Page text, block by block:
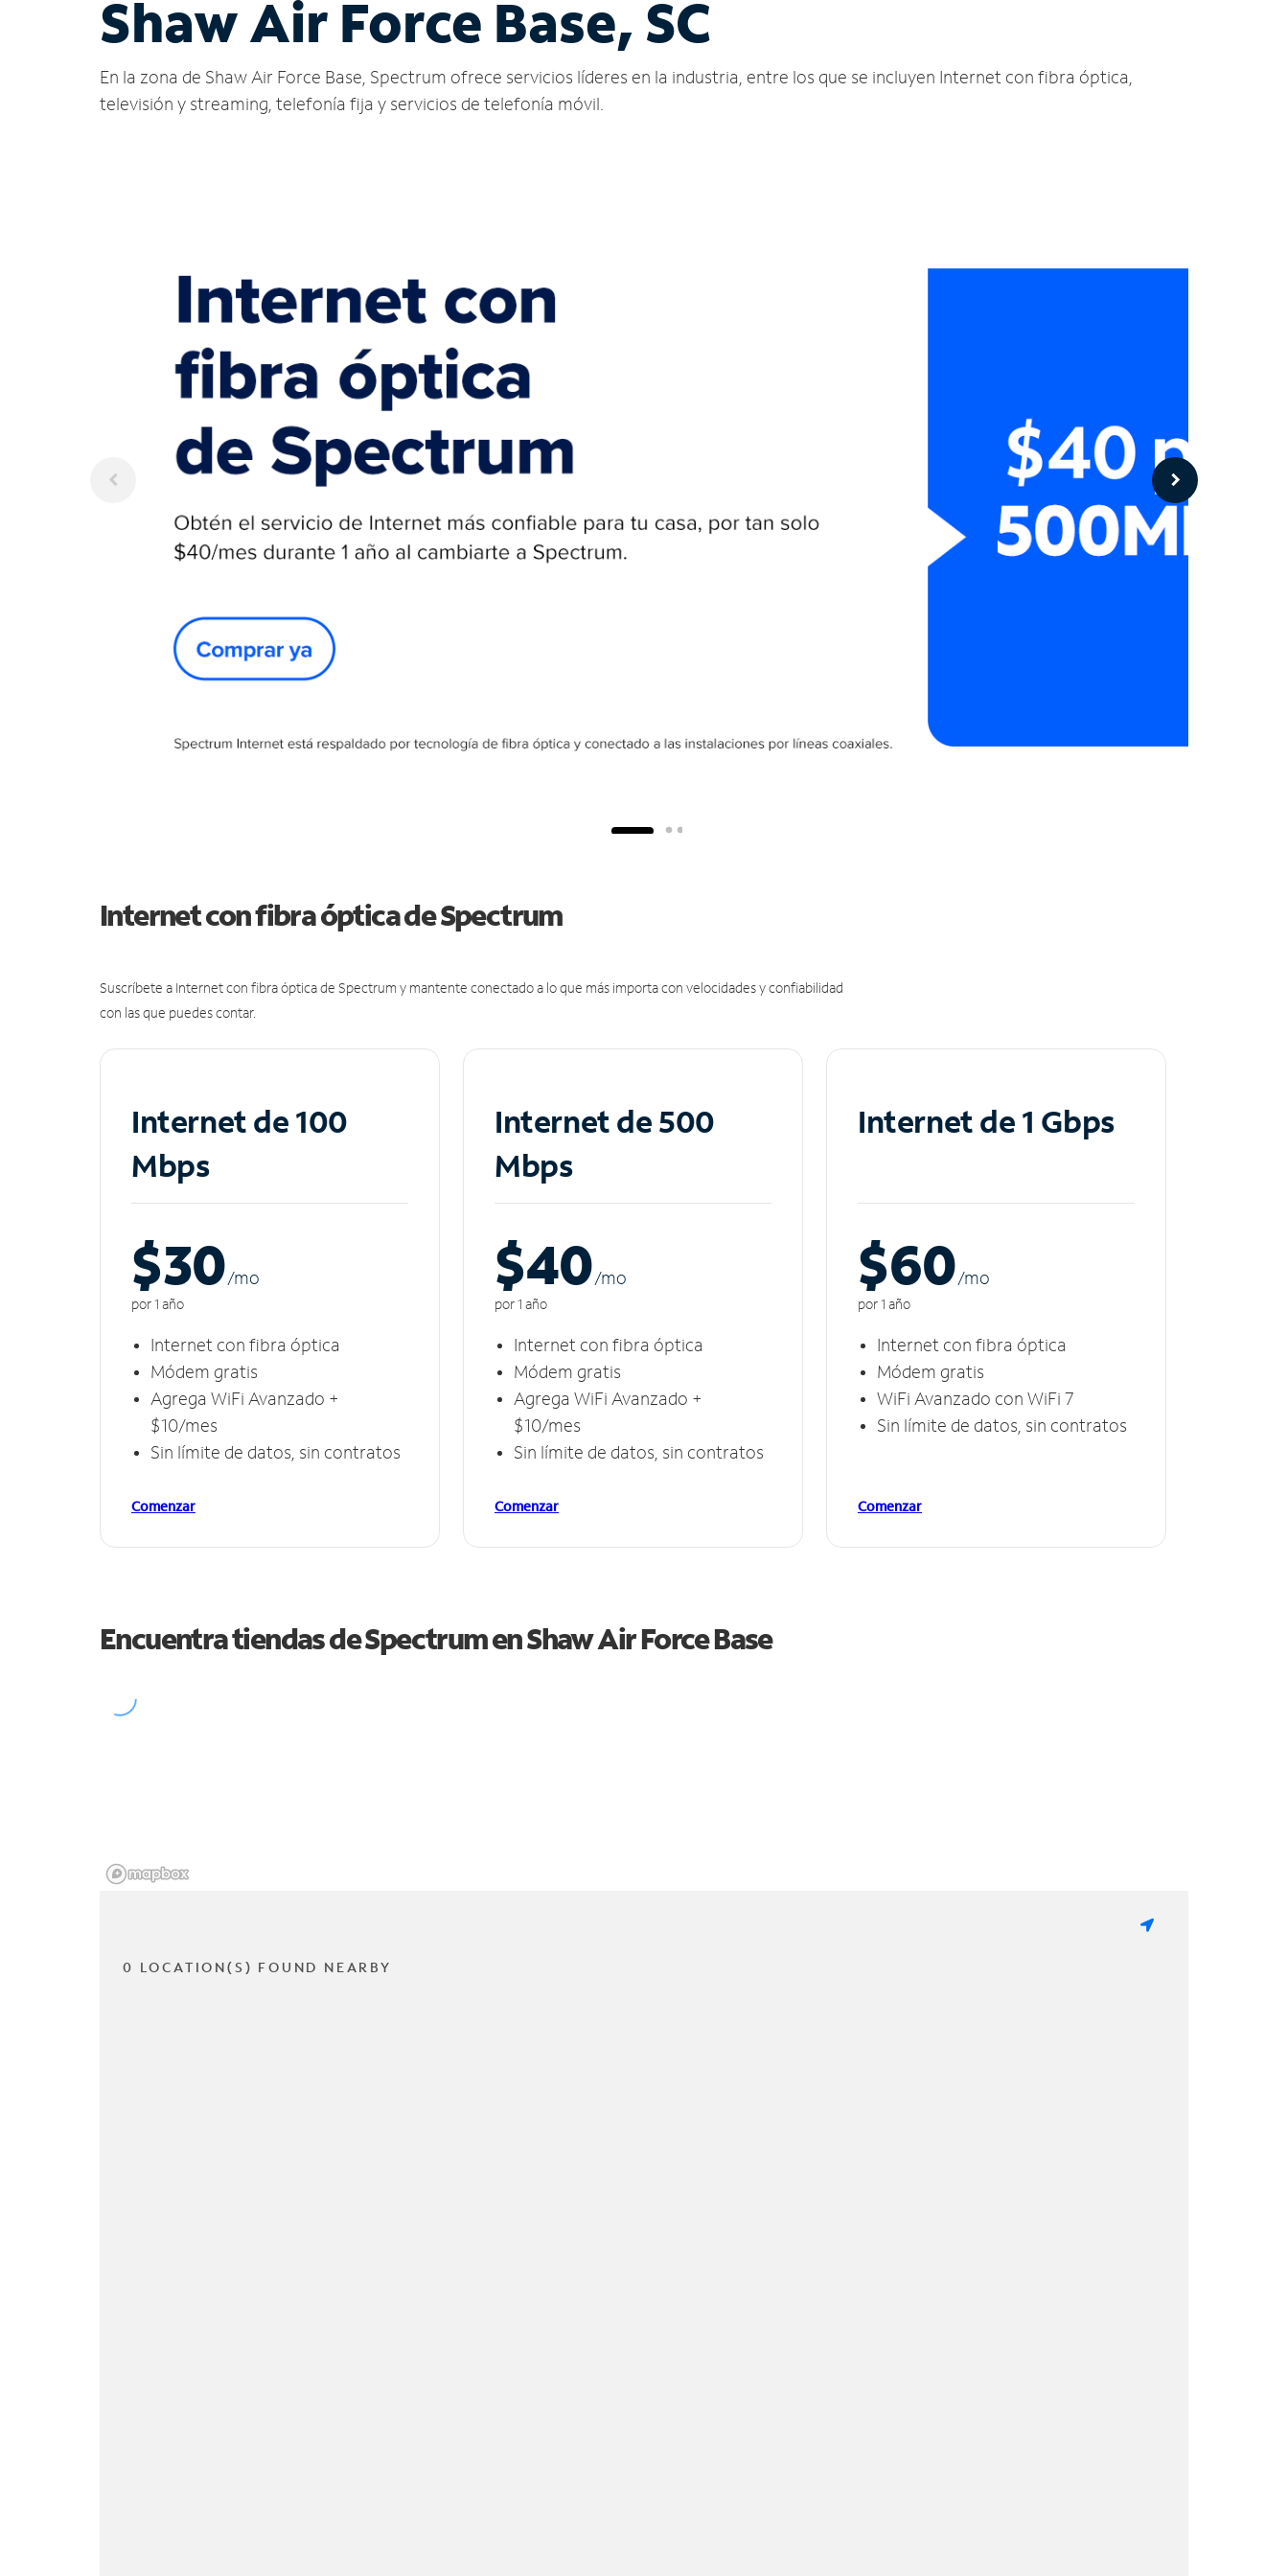
Shaw Air Force Base, SC
En la zona de Shaw Air Force Base, Spectrum ofrece servicios líderes en la industria, entre los que se incluyen Internet con fibra óptica,
televisión y streaming, telefonía fija y servicios de telefonía móvil.
Internet con fibra óptica de Spectrum
Suscríbete a Internet con fibra óptica de Spectrum y mantente conectado a lo que más importa con velocidades y confiabilidad
con las que puedes contar.
Internet de 100
Mbps
$30/mo
por 1 año
Internet con fibra óptica
Módem gratis
Agrega WiFi Avanzado +
$10/mes
Sin límite de datos, sin contratos
Comenzar
Internet de 500
Mbps
$40/mo
por 1 año
Internet con fibra óptica
Módem gratis
Agrega WiFi Avanzado +
$10/mes
Sin límite de datos, sin contratos
Comenzar
Internet de 1 Gbps
$60/mo
por 1 año
Internet con fibra óptica
Módem gratis
WiFi Avanzado con WiFi 7
Sin límite de datos, sin contratos
Comenzar
Encuentra tiendas de Spectrum enShaw Air Force Base
0 LOCATION(S) FOUND NEARBY